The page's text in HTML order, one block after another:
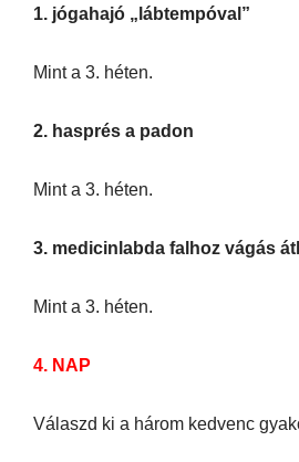
1. jógahajó „lábtempóval”
Mint a 3. héten.
2. hasprés a padon
Mint a 3. héten.
3. medicinlabda falhoz vágás
Mint a 3. héten.
4. NAP
Válaszd ki a három kedvenc